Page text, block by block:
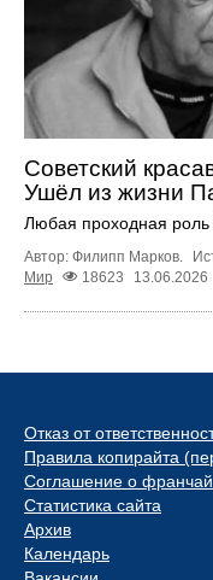
Советский
Ушёл из жизни
Любая проходная роль
Автор: Филипп Марков.
Мир
18623 13.06.2026
Отказ от
Правила копирайта
Соглашение о
Статистика сайта
Архив
Календарь